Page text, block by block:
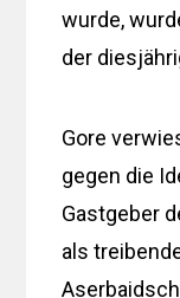
wurde,
der
Gore
gegen die
Gastgeber
als